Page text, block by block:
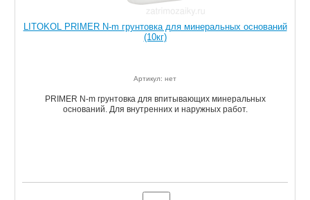
LITOKOL PRIMER N-m грунтовка для минеральных оснований
(10кг)
Артикул: нет
PRIMER N-m грунтовка для впитывающих минеральных
оснований. Для внутренних и наружных работ.